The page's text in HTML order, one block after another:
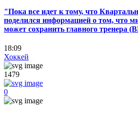
"Пока все идет к тому, что
поделился информацией о том, что
может сохранить главного тренера
18:09
Хоккей
1479
0